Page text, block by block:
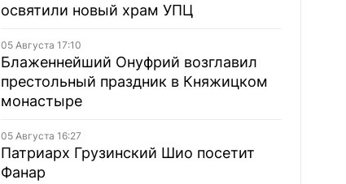
освятили новый храм УПЦ
05 Августа 17:10
Блаженнейший Онуфрий возглавил
престольный праздник в Княжицком
монастыре
05 Августа 16:27
Патриарх Грузинский Шио посетит
Фанар